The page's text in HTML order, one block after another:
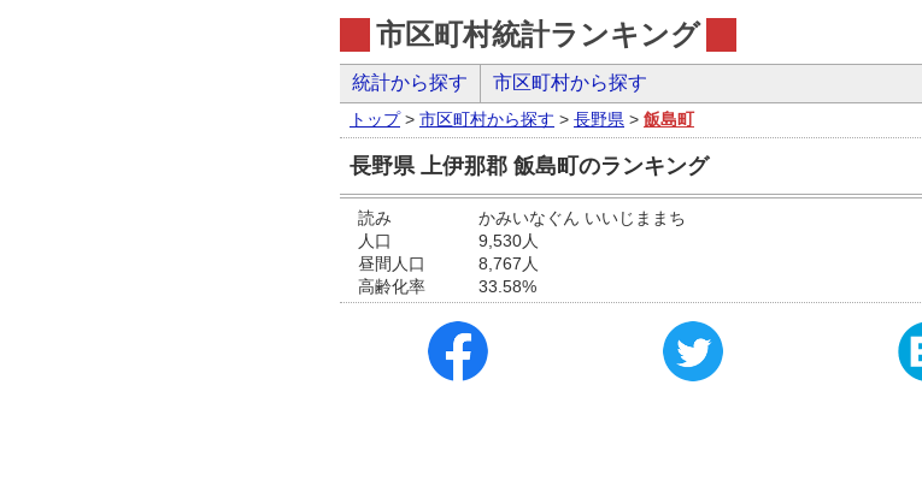
市区町村統計ランキング
統計から探す 市区町村から探す
トップ> 市区町村から探す > 長野県 > 飯島町
長野県 上伊那郡 飯島町のランキング
読み
かみいなぐん いいじままち
人口
9,530人
昼間人口
8,767人
高齢化率
33.58%